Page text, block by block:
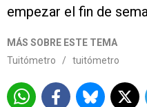
empezar el fin de
MÁS SOBRE ESTE TEMA
Tuitómetro
/ tuitómetro